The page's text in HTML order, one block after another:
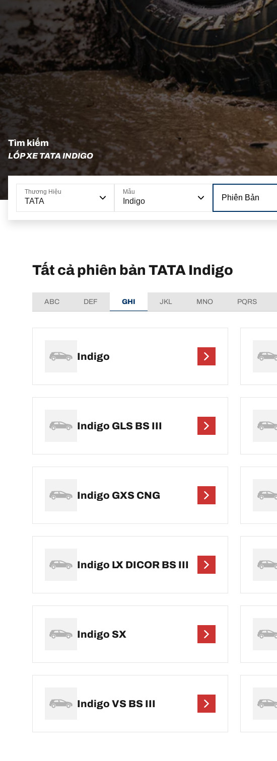
Tìm kiếm
LỐP XE TATA INDIGO
Thương Hiệu
TATA
Mẫu
Indigo Phiên Bản
Tất cả phiên bản TATA Indigo
ABC DEF GHI JKL MNO PQRS
Indigo
Indigo GLS BS III
Indigo GXS CNG
Indigo LX DICOR BS III
Indigo SX
Indigo VS BS III